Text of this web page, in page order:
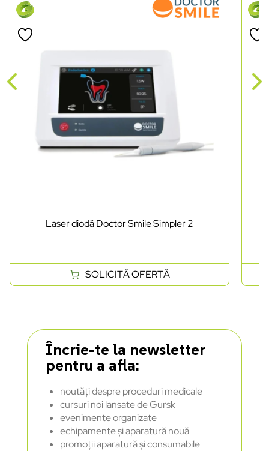
Laser diodă Doctor Smile Simpler 2
SOLICITĂ OFERTĂ
Încrie-te la newsletter
pentru a afla:
noutăți despre proceduri medicale
cursuri noi lansate de Gursk
evenimente organizate
echipamente și aparatură nouă
promoții aparatură și consumabile